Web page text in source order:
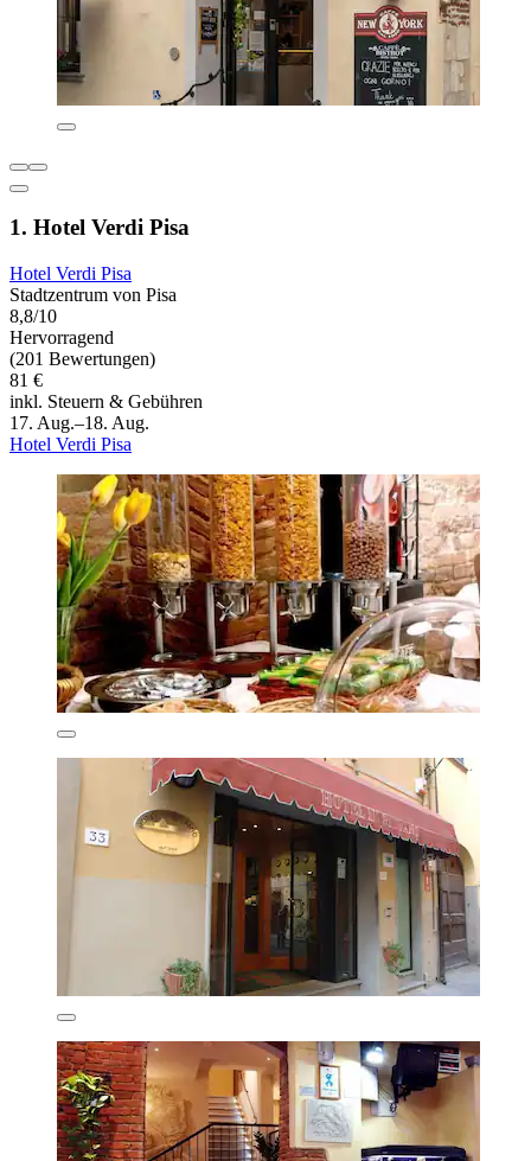
1. Hotel Verdi Pisa
Hotel Verdi Pisa
Stadtzentrum von Pisa
8,8/10
Hervorragend
(201 Bewertungen)
81 €
inkl. Steuern & Gebühren
17. Aug.–18. Aug.
Hotel Verdi Pisa